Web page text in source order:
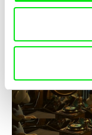
Pat a Mat: Houpací